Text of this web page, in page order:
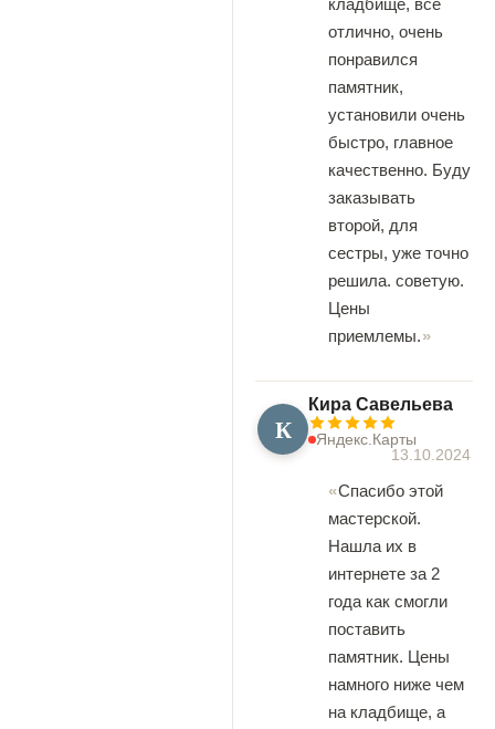
кладбище, все
отлично, очень
понравился
памятник,
установили очень
быстро, главное
качественно. Буду
заказывать
второй, для
сестры, уже точно
решила. советую.
Цены
приемлемы.
К
Кира Савельева
Яндекс.Карты
13.10.2024
Спасибо этой
мастерской.
Нашла их в
интернете за 2
года как смогли
поставить
памятник. Цены
намного ниже чем
на кладбище, а